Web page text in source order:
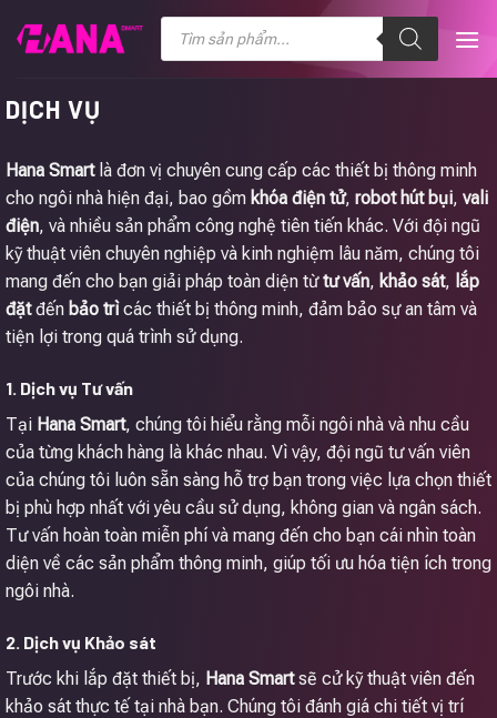
đến
dung
Tìm
kiếm
phẩm
DỊCH VỤ
Hana Smartlà đơn vị chuyên cung cấp các thiết bị thông minh
cho ngôi nhà hiện đại, bao gồm khóa điện tử, robot hút bụi, vali
điện, và nhiều sản phẩm công nghệ tiên tiến khác. Với đội ngũ
kỹ thuật viên chuyên nghiệp và kinh nghiệm lâu năm, chúng tôi
mang đến cho bạn giải pháp toàn diện từtư vấn, khảo sát, lắp
đặtđến bảo trìcác thiết bị thông minh, đảm bảo sự an tâm và
tiện lợi trong quá trình sử dụng.
1. Dịch vụ Tư vấn
Tại Hana Smart, chúng tôi hiểu rằng mỗi ngôi nhà và nhu cầu
của từng khách hàng là khác nhau. Vì vậy, đội ngũ tư vấn viên
của chúng tôi luôn sẵn sàng hỗ trợ bạn trong việc lựa chọn thiết
bị phù hợp nhất với yêu cầu sử dụng, không gian và ngân sách.
Tư vấn hoàn toàn miễn phí và mang đến cho bạn cái nhìn toàn
diện về các sản phẩm thông minh, giúp tối ưu hóa tiện ích trong
ngôi nhà.
2. Dịch vụ Khảo sát
Trước khi lắp đặt thiết bị, Hana Smartsẽ cử kỹ thuật viên đến
khảo sát thực tế tại nhà bạn. Chúng tôi đánh giá chi tiết vị trí